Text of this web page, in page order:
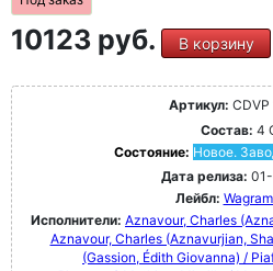
10123 руб. В корзину
Артикул:
Состав: 4
Состояние: Новое.
Дата релиза:
Лейбл:
Исполнители: Aznavour, Charles
Aznavour, Charles (Aznavurjian,
(Gassion, Édith Giovanna) /